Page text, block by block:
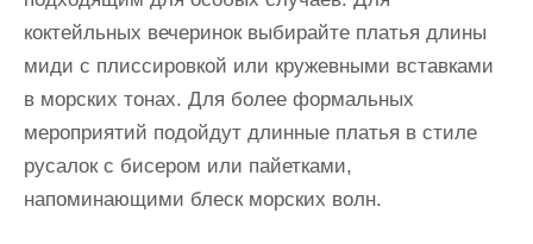
коктейльных вечеринок выбирайте платья длины
миди с плиссировкой или кружевными вставками
в морских тонах. Для более формальных
мероприятий подойдут длинные платья в стиле
русалок с бисером или пайетками,
напоминающими блеск морских волн.